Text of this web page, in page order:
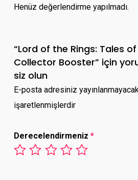
Henüz değerlendirme yapılmadı.
“Lord of the Rings: Tales
Collector Booster” için
siz olun
E-posta adresiniz
işaretlenmişlerdir
Derecelendirmeniz *